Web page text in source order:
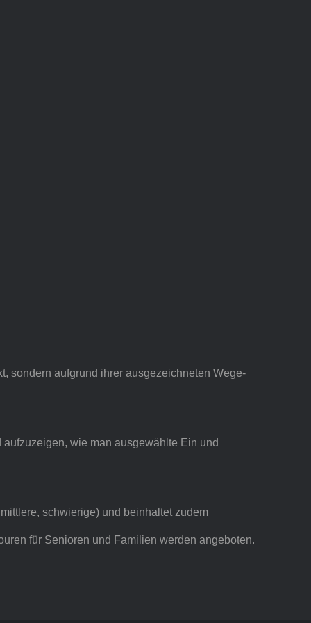
sondern aufgrund ihrer ausgezeichneten Wege-
wie man ausgewählte Ein und
schwierige) und beinhaltet zudem
für Senioren und Familien werden angeboten.